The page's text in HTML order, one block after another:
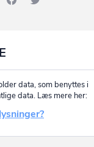
data, som benyttes i
data. Læs mere her: